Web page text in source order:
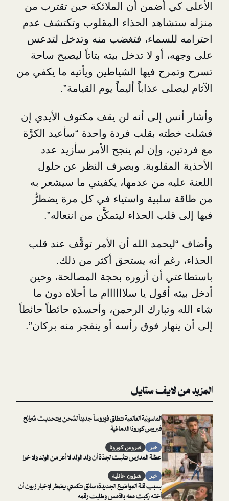
أضمن أن الملائكة حين تقترب من
الحذاء المقلوب وتكتشف عدم
فتغضب منه وتدخل لتدعس
أو لا تدخل بيته بتاتاً ليصبح ساحة
فيها الشياطين ويأتيه ما يكفي من
عذاباً أليماً يوم القيامة”.
إلى أنه لن يقف مكتوف الأيدي إن
بقلب فردة واحدة “سأعيد الكرَّة
وإن لم ينجح الأمر سأزيد عدد
وبصرف النظر عن حلول
من عدمها، يكفيني ما سيشعر به
واستياء في كل مرة يضطرُّ
الحذاء ليتمكَّن من انتعاله”.
الله أن الأمر توقَّف عند قلب
أنه يستحق أكثر من ذلك.
أن أزوره بحجة المصالحة، وحين
يا سلاااااام ما أحلاه دون ما
الرحمن، وأحسدَه حائطاً حائطاً
فوق رأسه أو ينفجر منه بركان”.
ستايل
الماسونية العالمية تطلق فيروساً جديداً لشحن وتحديث شرائح
فيروس كورونا الدماغية
خبر فيروس كورونا
عطلة المدارس تثبت لجدّة أن ولد الولد لا أعز من الولد ولا خرا
شؤون عائلية
بسبب قلة المواضيع الجديدة: سائق تكسي يضطر لإخبار زبون أن
أخته ركبت معه بالأمس وطلبت رقمه